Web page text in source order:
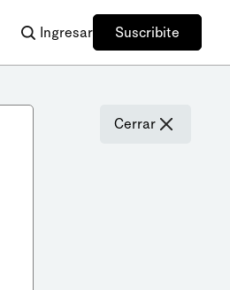
Ingresar Suscribite
Cerrar